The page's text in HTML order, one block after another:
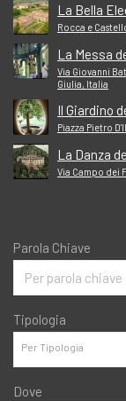
La Bella
Rocca e
La Messa
Via Giovanni
Giulia, Italia
Il Giardino
Piazza Pietro
La Danza
Via Campo dei
Parola Chiave
Tipologia
Dove